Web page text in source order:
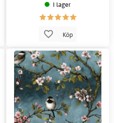
I lager
Köp